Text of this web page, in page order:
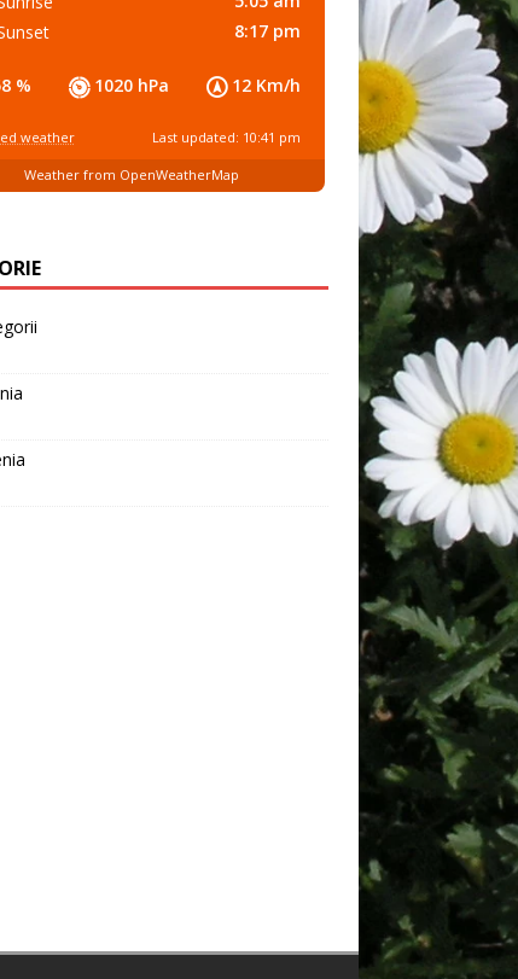
% 1020 hPa 12 Km/h
8:17 pm
weather Last updated: 10:41 pm
Weather from OpenWeatherMap